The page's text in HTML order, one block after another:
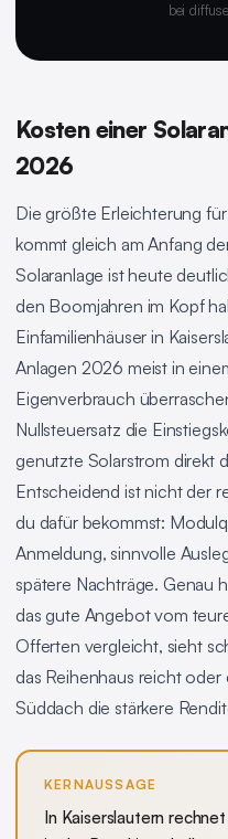
bei
Kosten einer
2026
Die größte Erleichterung
kommt gleich am Anfang
Solaranlage ist heute
den Boomjahren im Kopf
Einfamilienhäuser in
Anlagen 2026 meist in
Eigenverbrauch
Nullsteuersatz die
genutzte Solarstrom direkt
Entscheidend ist nicht der
du dafür bekommst:
Anmeldung, sinnvolle
spätere Nachträge. Genau
das gute Angebot vom
Offerten vergleicht, sieht
das Reihenhaus reicht
Süddach die stärkere
KERNAUSSAGE
In Kaiserslautern